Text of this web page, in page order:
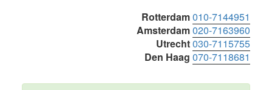
Rotterdam010-7144951
Amsterdam020-7163960
Utrecht030-7115755
Den Haag 070-7118681